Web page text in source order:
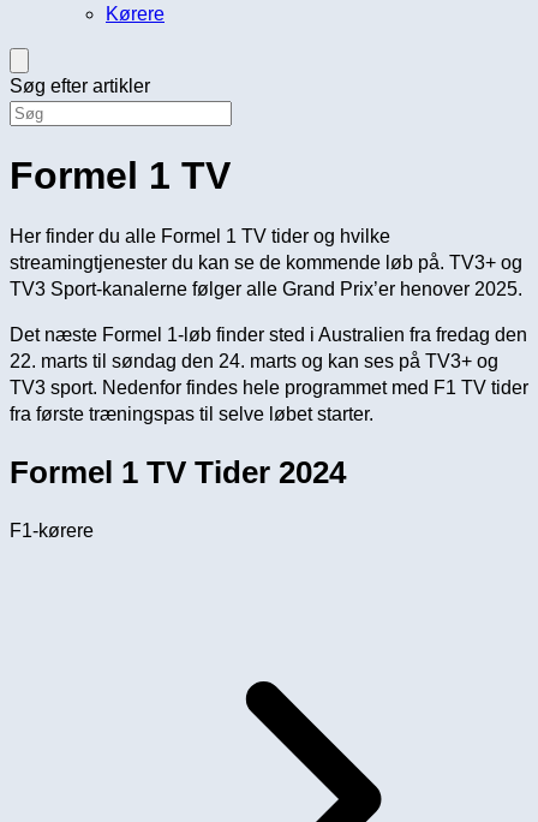
Kørere
Søg efter artikler
Formel 1 TV
Her finder du alle Formel 1 TV tider og hvilke
streamingtjenester du kan se de kommende løb på. TV3+ og
TV3 Sport-kanalerne følger alle Grand Prix’er henover 2025.
Det næste Formel 1-løb finder sted i Australien fra fredag den
22. marts til søndag den 24. marts og kan ses på TV3+ og
TV3 sport. Nedenfor findes hele programmet med F1 TV tider
fra første træningspas til selve løbet starter.
Formel 1 TV Tider 2024
F1-kørere